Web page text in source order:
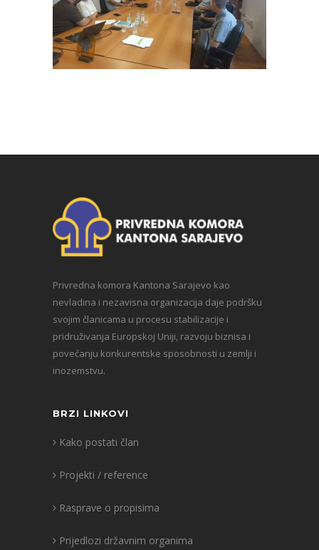
Privredna komora Kantona Sarajevo kao
nevladina i nezavisna organizacija daje podršku
svojim članicama u procesu stabilizacije i
pridruživanja Europskoj Uniji, razvoju biznisa i
povećanju konkurentske sposobnosti u zemlji i
inozemstvu.
BRZI LINKOVI
Kako postati član
Projekti / reference
Rasprave o propisima
Prijedlozi državnim organima